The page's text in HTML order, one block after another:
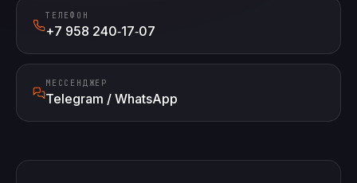
ТЕЛЕФОН
+7 958 240‑17‑07
МЕССЕНДЖЕР
Telegram / WhatsApp